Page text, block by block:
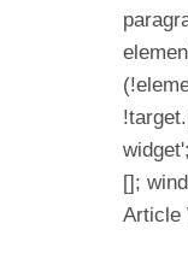
[];
Article